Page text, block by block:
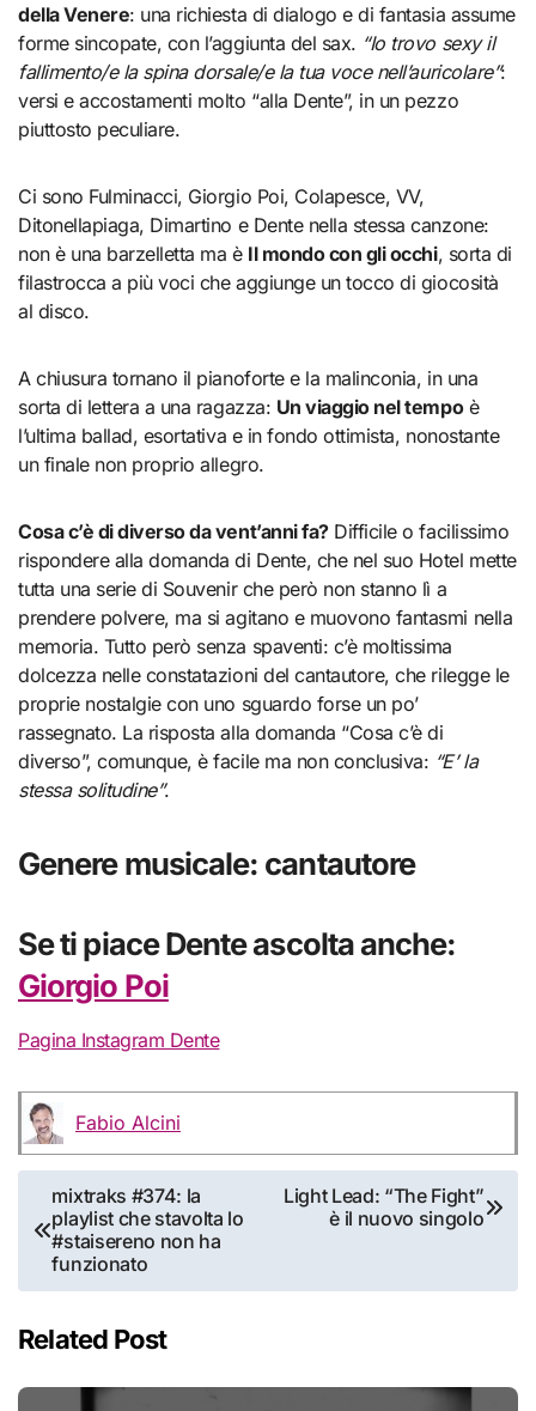
della Venere: una richiesta di dialogo e di fantasia assume
forme sincopate, con l’aggiunta del sax. “Io trovo sexy il
fallimento/e la spina dorsale/e la tua voce nell’auricolare”:
versi e accostamenti molto “alla Dente”, in un pezzo
piuttosto peculiare.
Ci sono Fulminacci, Giorgio Poi, Colapesce, VV,
Ditonellapiaga, Dimartino e Dente nella stessa canzone:
non è una barzelletta ma è Il mondo con gli occhi, sorta di
filastrocca a più voci che aggiunge un tocco di giocosità
al disco.
A chiusura tornano il pianoforte e la malinconia, in una
sorta di lettera a una ragazza: Un viaggio nel tempoè
l’ultima ballad, esortativa e in fondo ottimista, nonostante
un finale non proprio allegro.
Cosa c’è di diverso da vent’anni fa?Difficile o facilissimo
rispondere alla domanda di Dente, che nel suo Hotel mette
tutta una serie di Souvenir che però non stanno lì a
prendere polvere, ma si agitano e muovono fantasmi nella
memoria. Tutto però senza spaventi: c’è moltissima
dolcezza nelle constatazioni del cantautore, che rilegge le
proprie nostalgie con uno sguardo forse un po’
rassegnato. La risposta alla domanda “Cosa c’è di
diverso”, comunque, è facile ma non conclusiva: “E’ la
stessa solitudine”.
Genere musicale: cantautore
Se ti piace Dente ascolta anche:
Giorgio Poi
Pagina Instagram Dente
Fabio Alcini
Navigazione
articoli
mixtraks #374: la
playlist che stavolta lo
#staisereno non ha
funzionato
Light Lead: “The Fight”
è il nuovo singolo
Related Post